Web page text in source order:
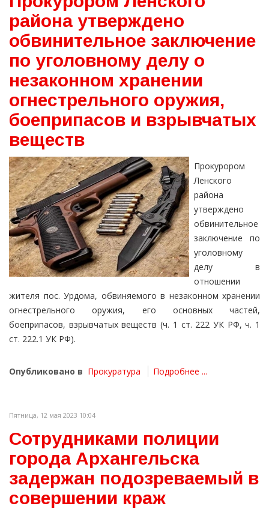
района утверждено
обвинительное заключение
по уголовному делу о
незаконном хранении
огнестрельного оружия,
боеприпасов и взрывчатых
веществ
Прокурором
Ленского
района
утверждено
обвинительное
заключение по
уголовному
делу в
отношении
жителя пос. Урдома, обвиняемого в незаконном хранении
огнестрельного оружия, его основных частей,
боеприпасов, взрывчатых веществ (ч. 1 ст. 222 УК РФ, ч. 1
ст. 222.1 УК РФ).
Опубликовано в Прокуратура Подробнее ...
Пятница, 12 мая 2023 10:04
Сотрудниками полиции
города Архангельска
задержан подозреваемый в
совершении краж